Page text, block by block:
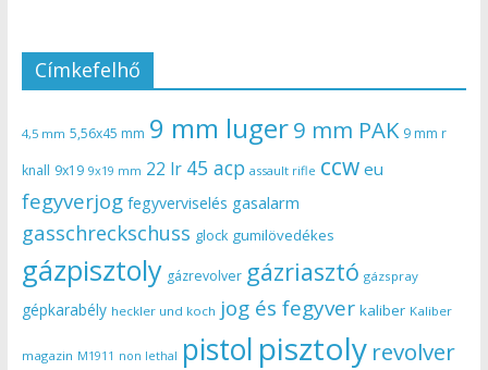
Címkefelhő
4,5 mm 5,56x45 mm 9 mm luger9 mm PAK 9 mm r
knall 9x19 9x19 mm 22 lr 45 acp assault rifle ccw eu
fegyverjog fegyverviselés gasalarm
gasschreckschuss glock gumilövedékes
gázpisztoly gázrevolver gázriasztó gázspray
gépkarabély heckler und koch jog és fegyver kaliber Kaliber
magazin M1911 non lethal pistol pisztoly revolver